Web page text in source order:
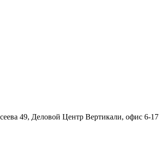
49, Деловой Центр Вертикали, офис 6-17